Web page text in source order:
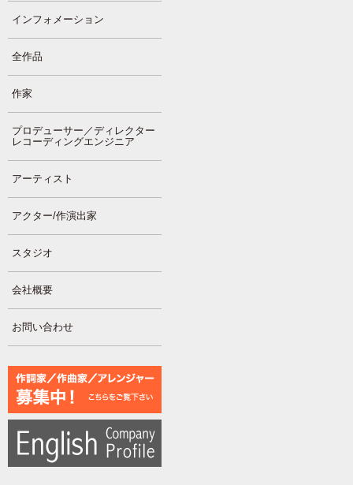
インフォメーション
全作品
作家
プロデューサー／ディレクター
レコーディングエンジニア
アーティスト
アクター/作演出家
スタジオ
会社概要
お問い合わせ